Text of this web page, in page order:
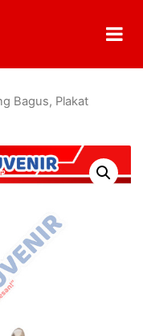
Bagus, Plakat